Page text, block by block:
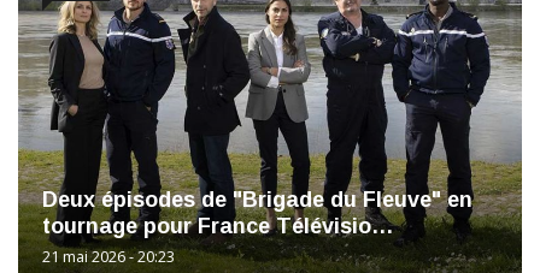
Deux épisodes de "Brigade du Fleuve" en
tournage pour France Télévisio…
21 mai 2026 - 20:23